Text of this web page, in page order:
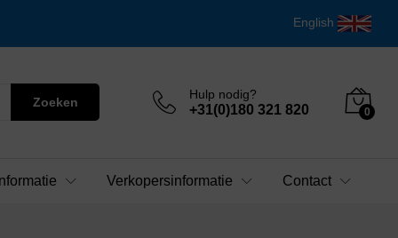
English
Zoeken
Hulp nodig?
+31(0)180 321 820 0
Verkopersinformatie Contact